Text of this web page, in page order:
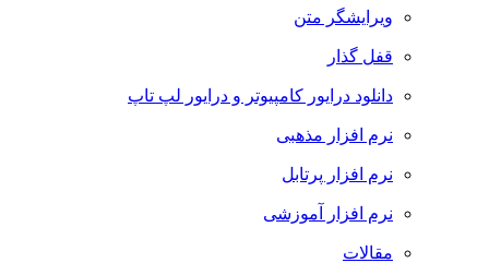
ویرایشگر متن
قفل گذار
دانلود درایور کامپیوتر و درایور لپ تاپ
نرم افزار مذهبی
نرم افزار پرتابل
نرم افزار آموزشی
مقالات